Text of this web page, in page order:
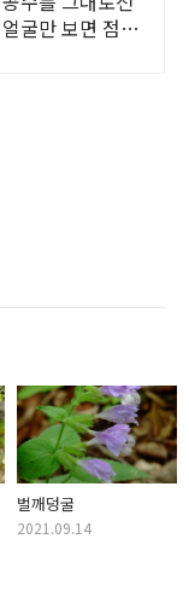
굴만 보면 점사
벌깨덩굴
2021.09.14